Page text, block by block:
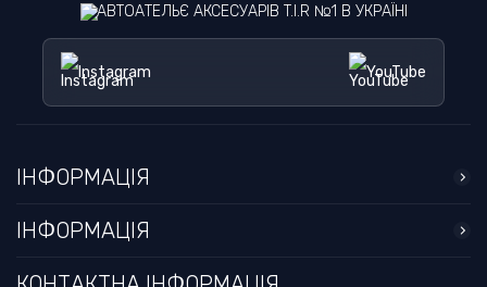
АВТОАТЕЛЬЄ АКСЕСУАРІВ T.I.R №1 В УКРАЇНІ
Instagram YouTube
ІНФОРМАЦІЯ
ІНФОРМАЦІЯ